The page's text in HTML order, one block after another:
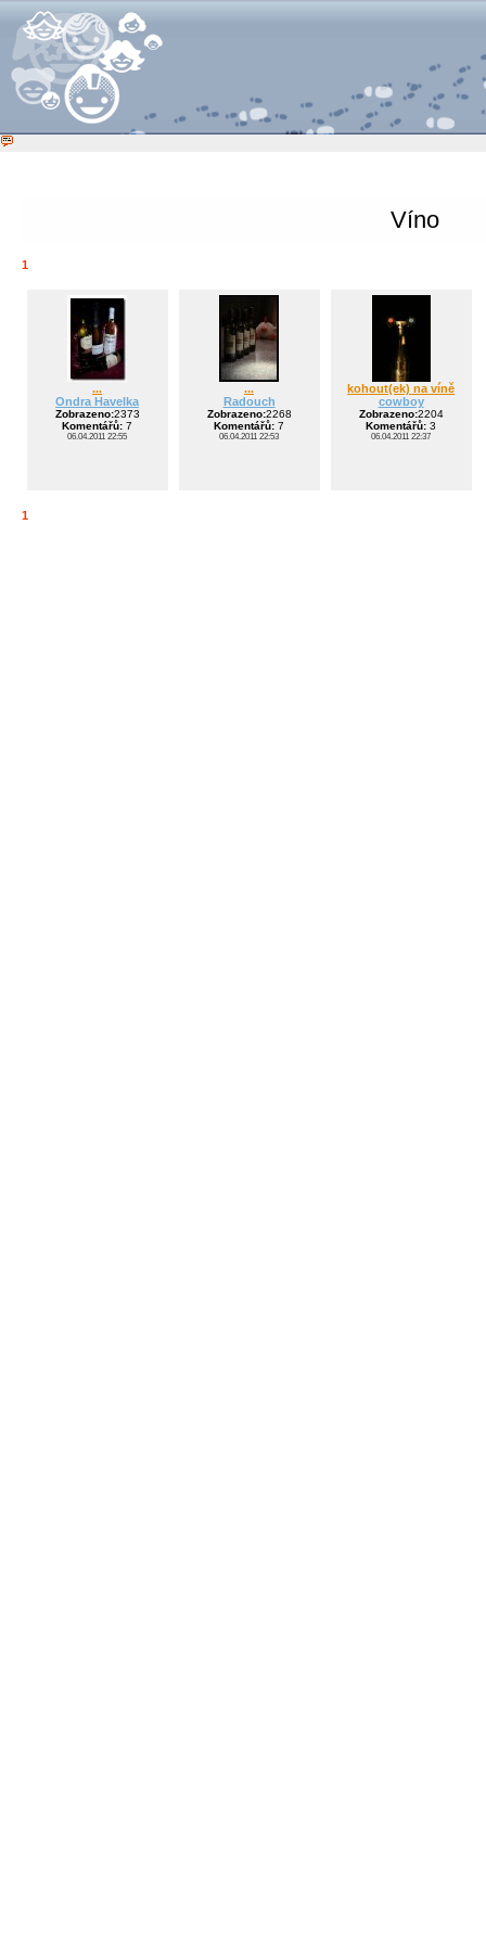
Víno
1
...
Ondra Havelka
Zobrazeno:2373
Komentářů: 7
06.04.2011 22:55
...
Radouch
Zobrazeno:2268
Komentářů: 7
06.04.2011 22:53
kohout(ek) na víně
cowboy
Zobrazeno:2204
Komentářů: 3
06.04.2011 22:37
1